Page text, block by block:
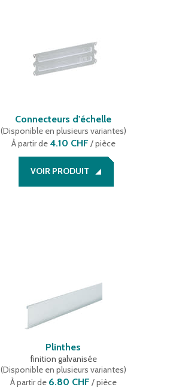
Connecteurs d'échelle
(Disponible en plusieurs variantes)
À partir de4.10 CHF / pièce
VOIR PRODUIT
Plinthes
finition galvanisée
(Disponible en plusieurs variantes)
À partir de 6.80 CHF / pièce